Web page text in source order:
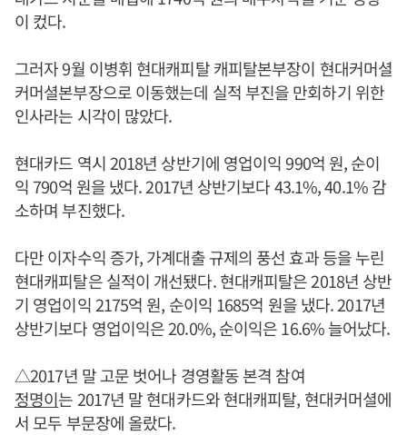
이 컸다.
그러자 9월 이병휘 현대캐피탈 캐피탈본부장이 현대커머셜
커머셜본부장으로 이동했는데 실적 부진을 만회하기 위한
인사라는 시각이 많았다.
현대카드 역시 2018년 상반기에 영업이익 990억 원, 순이
익 790억 원을 냈다. 2017년 상반기보다 43.1%, 40.1% 감
소하며 부진했다.
다만 이자수익 증가, 가계대출 규제의 풍선 효과 등을 누린
현대캐피탈은 실적이 개선됐다. 현대캐피탈은 2018년 상반
기 영업이익 2175억 원, 순이익 1685억 원을 냈다. 2017년
상반기보다 영업이익은 20.0%, 순이익은 16.6% 늘어났다.
△2017년 말 고문 벗어나 경영활동 본격 참여
정명이는 2017년 말 현대카드와 현대캐피탈, 현대커머셜에
서 모두 부문장에 올랐다.